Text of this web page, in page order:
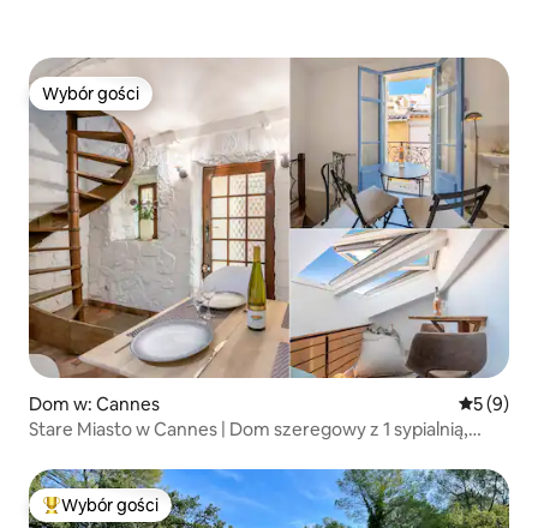
Wybór gości
Wybór gości
Dom w: Cannes Średnia
5 (9)
Stare Miasto w Cannes | Dom szeregowy z 1 sypialnią,
Najpopularniejsze z kategorii Wybór gości
Wybór gości